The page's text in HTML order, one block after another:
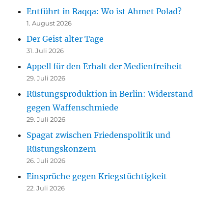
Entführt in Raqqa: Wo ist Ahmet Polad?
1. August 2026
Der Geist alter Tage
31. Juli 2026
Appell für den Erhalt der Medienfreiheit
29. Juli 2026
Rüstungsproduktion in Berlin: Widerstand
gegen Waffenschmiede
29. Juli 2026
Spagat zwischen Friedenspolitik und
Rüstungskonzern
26. Juli 2026
Einsprüche gegen Kriegstüchtigkeit
22. Juli 2026